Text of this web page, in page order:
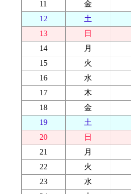
11
金
12
土
13
日
14
月
15
火
16
水
17
木
18
金
19
土
20
日
21
月
22
火
23
水